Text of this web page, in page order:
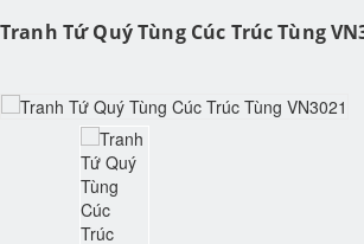
Tranh Tứ Quý Tùng Cúc Trúc Tùng